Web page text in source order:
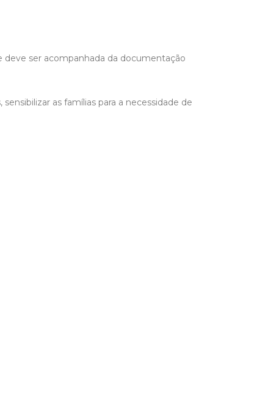
deve ser acompanhada da documentação
as famílias para a necessidade de